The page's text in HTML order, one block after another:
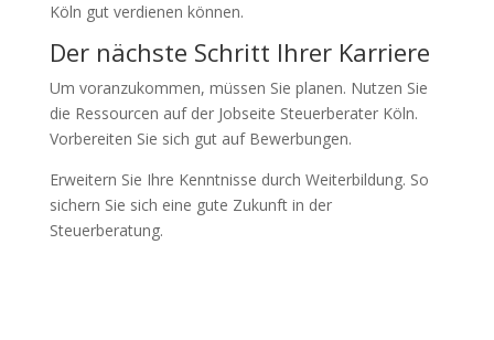
Köln gut verdienen können.
Der nächste Schritt Ihrer Karriere
Um voranzukommen, müssen Sie planen. Nutzen Sie
die Ressourcen auf der Jobseite Steuerberater Köln.
Vorbereiten Sie sich gut auf Bewerbungen.
Erweitern Sie Ihre Kenntnisse durch Weiterbildung. So
sichern Sie sich eine gute Zukunft in der
Steuerberatung.